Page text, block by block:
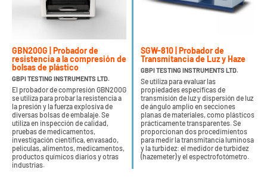
GBN200G | Probador de
resistencia a la compresión de
bolsas de plástico
GBPI TESTING INSTRUMENTS LTD.
El probador de compresión GBN200G
se utiliza para probar la resistencia a
la presión y la fuerza explosiva de
diversas bolsas de embalaje. Se
utiliza en inspección de calidad,
pruebas de medicamentos,
investigación científica, envasado,
películas, alimentos, medicamentos,
productos químicos diarios y otras
industrias.
SGW-810 | Probador de
Transmitancia de Luz y Haze
GBPI TESTING INSTRUMENTS LTD.
Se utiliza para evaluar las
propiedades específicas de
transmisión de luz y dispersión de luz
de ángulo amplio en secciones
planas de materiales, como plásticos
prácticamente transparentes. Se
proporcionan dos procedimientos
para medir la transmitancia luminosa
y la turbidez: el medidor de turbidez
(hazemeter) y el espectrofotómetro.